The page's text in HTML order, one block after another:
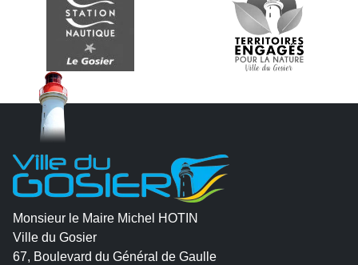
Monsieur le Maire Michel HOTIN
Ville du Gosier
67, Boulevard du Général de Gaulle